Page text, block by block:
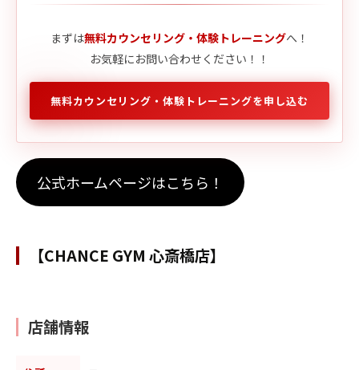
まずは無料カウンセリング・体験トレーニングへ！
お気軽にお問い合わせください！！
無料カウンセリング・体験トレーニングを申し込む
公式ホームページはこちら！
【CHANCE GYM 心斎橋店】
店舗情報